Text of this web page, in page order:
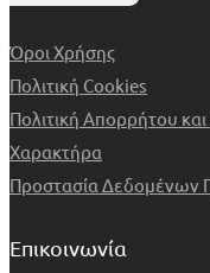
Όροι Χρήσης
Πολιτική Cookies
Πολιτική Απορρήτου
Χαρακτήρα
Προστασία Δεδομένων
Επικοινωνία